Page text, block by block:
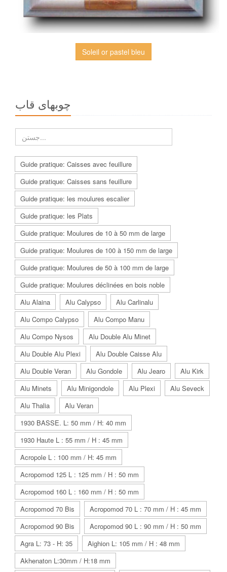
Soleil or pastel bleu
چوبهاى قاب
Guide pratique: Caisses avec feuillure
Guide pratique: Caisses sans feuillure
Guide pratique: les moulures escalier
Guide pratique: les Plats
Guide pratique: Moulures de 10 à 50 mm de large
Guide pratique: Moulures de 100 à 150 mm de large
Guide pratique: Moulures de 50 à 100 mm de large
Guide pratique: Moulures déclinées en bois noble
Alu Alaina
Alu Calypso
Alu Carlinalu
Alu Compo Calypso
Alu Compo Manu
Alu Compo Nysos
Alu Double Alu Minet
Alu Double Alu Plexi
Alu Double Caisse Alu
Alu Double Veran
Alu Gondole Alu Jearo
Alu Kirk
Alu Minets
Alu Minigondole Alu Plexi
Alu Seveck
Alu Thalia
Alu Veran
1930 BASSE. L: 50 mm / H: 40 mm
1930 Haute L : 55 mm / H : 45 mm
Acropole L : 100 mm / H: 45 mm
Acropomod 125 L : 125 mm / H : 50 mm
Acropomod 160 L : 160 mm / H : 50 mm
Acropomod 70 Bis
Acropomod 70 L : 70 mm / H : 45 mm
Acropomod 90 Bis
Acropomod 90 L : 90 mm / H : 50 mm
Agra L: 73 - H: 35
Aighion L: 105 mm / H : 48 mm
Akhenaton L:30mm / H:18 mm